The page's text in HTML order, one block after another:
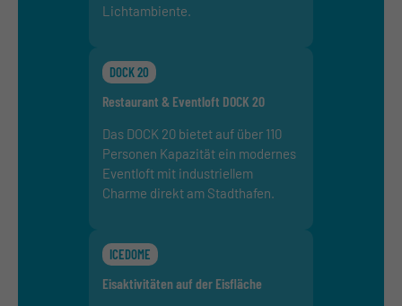
Lichtambiente.
DOCK 20
Restaurant & Eventloft DOCK 20
Das DOCK 20 bietet auf über 110
Personen Kapazität ein modernes
Eventloft mit industriellem
Charme direkt am Stadthafen.
ICEDOME
Eisaktivitäten auf der Eisfläche